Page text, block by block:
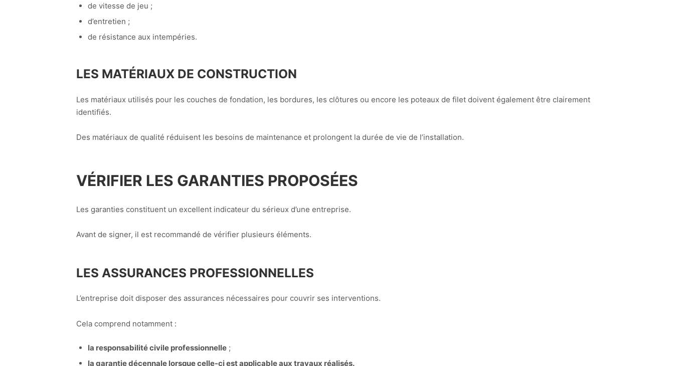
de vitesse de jeu ;
d’entretien ;
de résistance aux intempéries.
LES MATÉRIAUX DE CONSTRUCTION
Les matériaux utilisés pour les couches de fondation, les bordures, les clôtures ou encore les poteaux de filet doivent également être clairement
identifiés.
Des matériaux de qualité réduisent les besoins de maintenance et prolongent la durée de vie de l’installation.
VÉRIFIER LES GARANTIES PROPOSÉES
Les garanties constituent un excellent indicateur du sérieux d’une entreprise.
Avant de signer, il est recommandé de vérifier plusieurs éléments.
LES ASSURANCES PROFESSIONNELLES
L’entreprise doit disposer des assurances nécessaires pour couvrir ses interventions.
Cela comprend notamment :
la responsabilité civile professionnelle;
la garantie décennale lorsque celle-ci est applicable aux travaux réalisés.